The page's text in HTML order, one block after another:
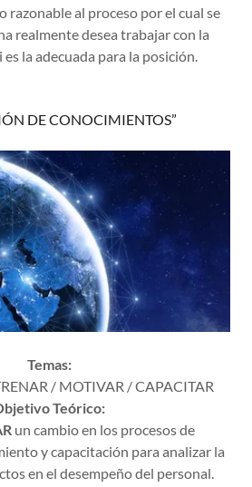
razonable al proceso por el cual se
realmente desea trabajar con la
la adecuada para la posición.
DE CONOCIMIENTOS”
Temas:
/ MOTIVAR / CAPACITAR
Teórico:
un cambio en los procesos de
y capacitación para analizar la
en el desempeño del personal.